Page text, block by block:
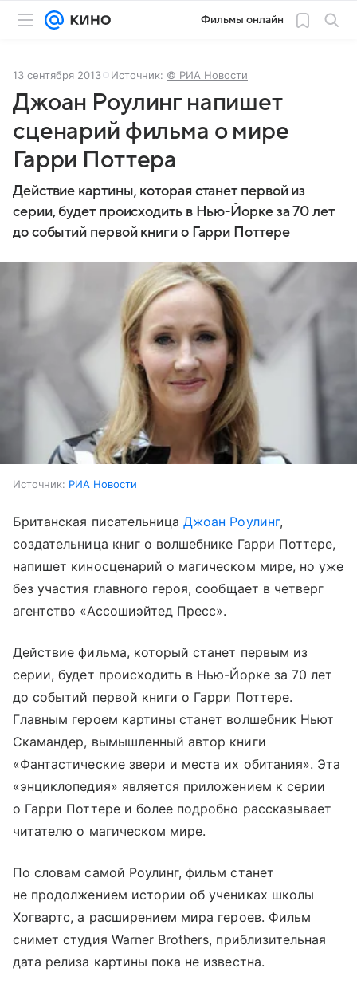
Фильмы онлайн
13 сентября 2013 Источник: © РИА Новости
Джоан Роулинг напишет
сценарий фильма о мире
Гарри Поттера
Действие картины, которая станет первой из
серии, будет происходить в Нью-Йорке за 70 лет
до событий первой книги о Гарри Поттере
Источник: РИА Новости
Британская писательницаДжоан Роулинг,
создательница книг о волшебнике Гарри Поттере,
напишет киносценарий о магическом мире, но уже
без участия главного героя, сообщает в четверг
агентство «Ассошиэйтед Пресс».
Действие фильма, который станет первым из
серии, будет происходить в Нью-Йорке за 70 лет
до событий первой книги о Гарри Поттере.
Главным героем картины станет волшебник Ньют
Скамандер, вымышленный автор книги
«Фантастические звери и места их обитания». Эта
«энциклопедия» является приложением к серии
о Гарри Поттере и более подробно рассказывает
читателю о магическом мире.
По словам самой Роулинг, фильм станет
не продолжением истории об учениках школы
Хогвартс, а расширением мира героев. Фильм
снимет студия Warner Brothers, приблизительная
дата релиза картины пока не известна.